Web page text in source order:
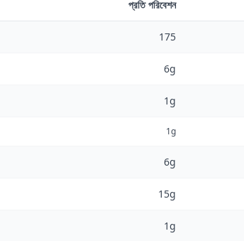
প্রতি পরিবেশন
175
6g
1g
1g
6g
15g
1g